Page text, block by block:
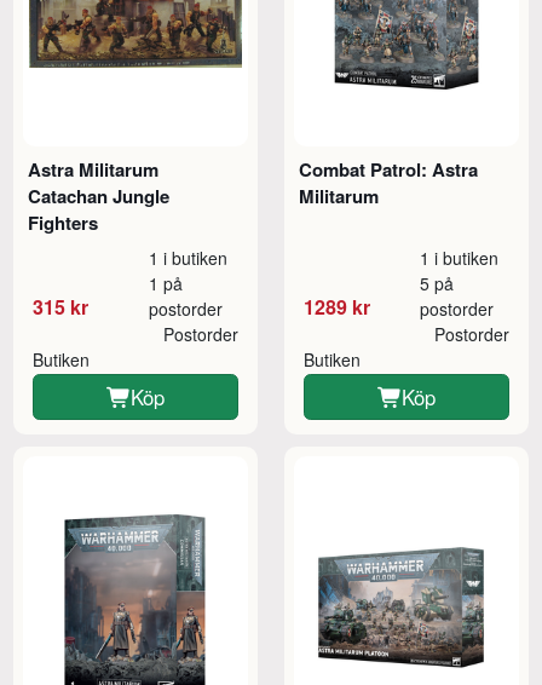
Astra Militarum
Catachan Jungle
Fighters
315 kr
1 i butiken
1 på
postorder
Butiken
Postorder
Köp
Combat Patrol: Astra
Militarum
1289 kr
1 i butiken
5 på
postorder
Butiken
Postorder
Köp